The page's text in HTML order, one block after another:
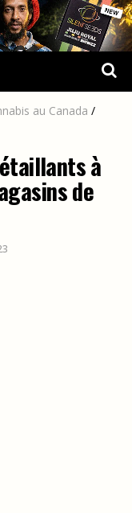
au Canada /
à
de